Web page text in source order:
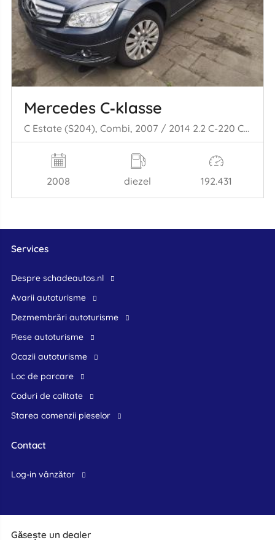
Mercedes C‑klasse
C Estate (S204), Combi, 2007 / 2014 2.2 C-220 CDI 16V
2008 diezel 192.431
Găsește un dealer
Services
Despre schadeautos.nl
Avarii autoturisme
Dezmembrări autoturisme
Piese autoturisme
Ocazii autoturisme
Loc de parcare
Coduri de calitate
Starea comenzii pieselor
Contact
log-in vânzător